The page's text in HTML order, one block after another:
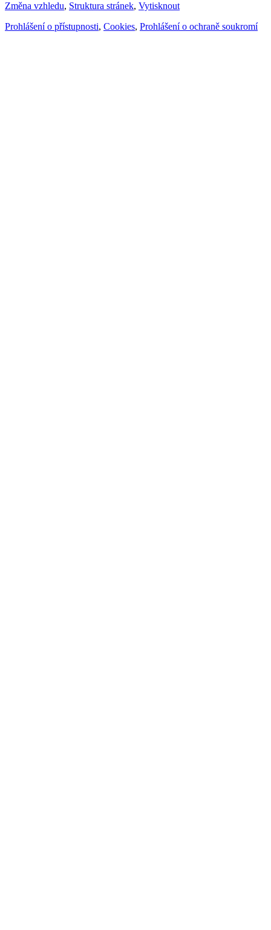
Změna vzhledu, Struktura stránek, Vytisknout
Prohlášení o přístupnosti, Cookies, Prohlášení o ochraně soukromí